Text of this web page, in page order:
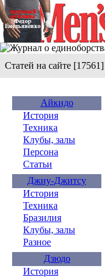
Статей на сайте [17561]
Айкидо
История
Техника
Клубы, залы
Персона
Статьи
Джиу-Джитсу
История
Техника
Бразилия
Клубы, залы
Разное
Дзюдо
История